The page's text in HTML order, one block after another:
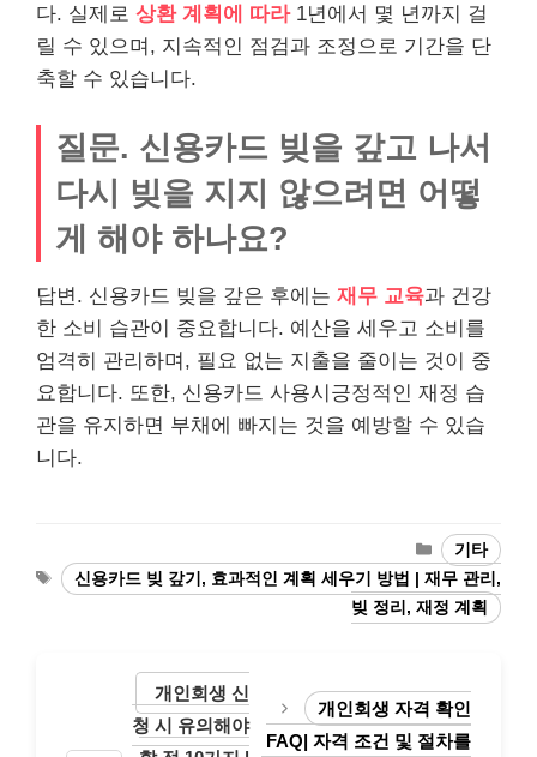
다. 실제로 상환 계획에 따라1년에서 몇 년까지 걸
릴 수 있으며, 지속적인 점검과 조정으로 기간을 단
축할 수 있습니다.
질문. 신용카드 빚을 갚고 나서
다시 빚을 지지 않으려면 어떻
게 해야 하나요?
답변. 신용카드 빚을 갚은 후에는 재무 교육과 건강
한 소비 습관이 중요합니다. 예산을 세우고 소비를
엄격히 관리하며, 필요 없는 지출을 줄이는 것이 중
요합니다. 또한, 신용카드 사용시긍정적인 재정 습
관을 유지하면 부채에 빠지는 것을 예방할 수 있습
니다.
Categories
기타
Tags
신용카드 빚 갚기, 효과적인 계획 세우기 방법 | 재무 관리,
빚 정리, 재정 계획
개인회생 신
청 시 유의해야
개인회생 자격 확인
FAQ| 자격 조건 및 절차를